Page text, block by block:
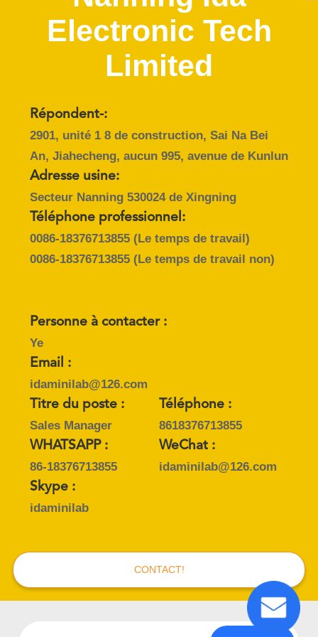
L'USINE
CONTRÔLE
QUALITÉ
NOUS
CONTACTER
DEMANDEZ
UNE
PLAN
SITE
PRIVACY
POLICY
Electronic Tech
Limited
Répondent-:
2901, unité 1 8 de construction, Sai Na Bei
An, Jiahecheng, aucun 995, avenue de Kunlun
Adresse usine:
Secteur Nanning 530024 de Xingning
Téléphone professionnel:
0086-18376713855(Le temps de travail)
0086-18376713855(Le temps de travail non)
Personne à contacter :
Ye
Email :
idaminilab@126.com
Titre du poste :
Sales Manager
Téléphone :
8618376713855
WHATSAPP :
86-18376713855
WeChat :
idaminilab@126.com
Skype :
idaminilab
CONTACT!